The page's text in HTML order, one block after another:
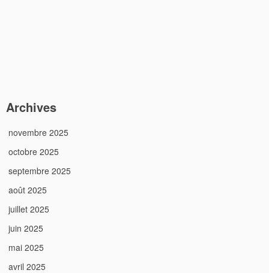
Archives
novembre 2025
octobre 2025
septembre 2025
août 2025
juillet 2025
juin 2025
mai 2025
avril 2025